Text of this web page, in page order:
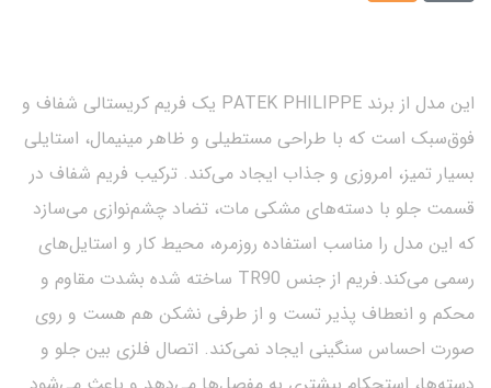
این مدل از برند PATEK PHILIPPE یک فریم کریستالی شفاف و
فوق‌سبک است که با طراحی مستطیلی و ظاهر مینیمال، استایلی
بسیار تمیز، امروزی و جذاب ایجاد می‌کند. ترکیب فریم شفاف در
قسمت جلو با دسته‌های مشکی مات، تضاد چشم‌نوازی می‌سازد
که این مدل را مناسب استفاده روزمره، محیط کار و استایل‌های
رسمی می‌کند.فریم از جنس TR90 ساخته شده بشدت مقاوم و
محکم و انعطاف پذیر تست و از طرفی نشکن هم هست و روی
صورت احساس سنگینی ایجاد نمی‌کند. اتصال فلزی بین جلو و